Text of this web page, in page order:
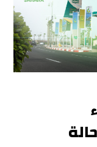
“بوحمرون” من أصل 122 حالة